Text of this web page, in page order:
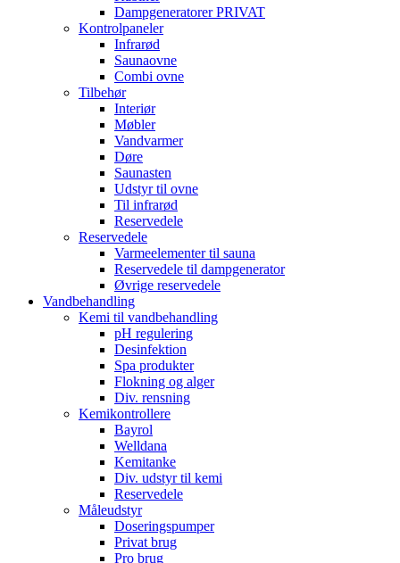
Dampgeneratorer PRIVAT
Kontrolpaneler
Infrarød
Saunaovne
Combi ovne
Tilbehør
Interiør
Møbler
Vandvarmer
Døre
Saunasten
Udstyr til ovne
Til infrarød
Reservedele
Reservedele
Varmeelementer til sauna
Reservedele til dampgenerator
Øvrige reservedele
Vandbehandling
Kemi til vandbehandling
pH regulering
Desinfektion
Spa produkter
Flokning og alger
Div. rensning
Kemikontrollere
Bayrol
Welldana
Kemitanke
Div. udstyr til kemi
Reservedele
Måleudstyr
Doseringspumper
Privat brug
Pro brug